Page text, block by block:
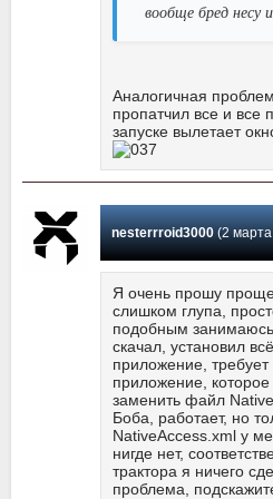
вообще бред несу
Аналогичная
пропатчил все и все
запуске вылетает
nesterrroid3000(2 марта 2024
Я очень прошу
слишком глупа,
подобным
скачал, установил
приложение, требует
приложение,
заменить файл
Боба, работает, но
NativeAccess.xml у
нигде нет,
трактора я ничего
проблема,